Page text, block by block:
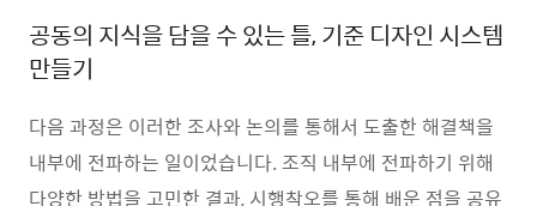
공동의 지식을 담을 수 있는 틀, 기준 디자인 시스템
만들기
다음 과정은 이러한 조사와 논의를 통해서 도출한 해결책을
내부에 전파하는 일이었습니다. 조직 내부에 전파하기 위해
다양한 방법을 고민한 결과, 시행착오를 통해 배운 점을 공유